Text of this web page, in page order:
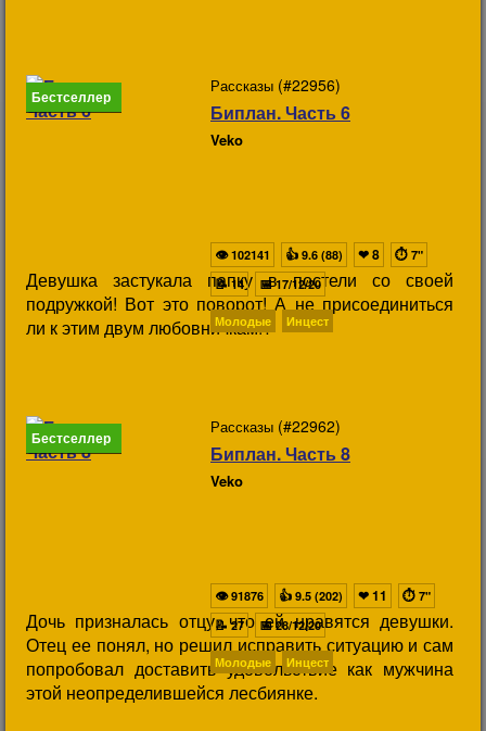
Бестселлер
Рассказы (#22956)
Биплан. Часть 6
Veko
Девушка застукала папку в постели со своей
подружкой! Вот это поворот! А не присоединиться
ли к этим двум любовничкам!?
👁102141 👍 9.6 (88) ❤8 ⏱ 7"
📝14 📅17/12/20
Молодые Инцест
Бестселлер
Рассказы (#22962)
Биплан. Часть 8
Veko
Дочь призналась отцу, что ей нравятся девушки.
Отец ее понял, но решил исправить ситуацию и сам
попробовал доставить удовольствие как мужчина
этой неопределившейся лесбиянке.
👁91876 👍 9.5 (202) ❤11 ⏱ 7"
📝 27 📅28/12/20
Молодые Инцест